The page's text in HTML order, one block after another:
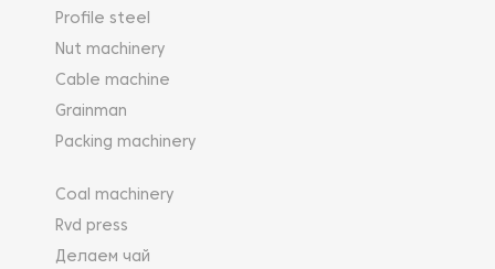
Profile steel
Nut machinery
Cable machine
Grainman
Packing machinery
Coal machinery
Rvd press
Делаем чай